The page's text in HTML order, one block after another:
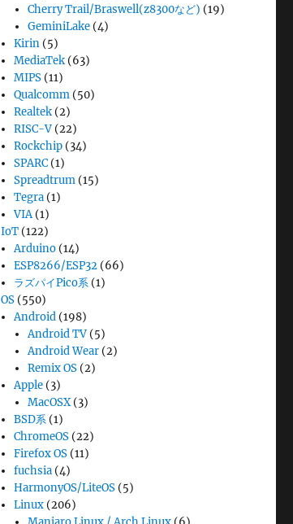
Cherry Trail/Braswell(z8300など) (19)
GeminiLake(4)
Kirin (5)
MediaTek (63)
MIPS (11)
Qualcomm (50)
Realtek (2)
RISC-V (22)
Rockchip (34)
SPARC (1)
Spreadtrum (15)
Tegra (1)
VIA(1)
IoT (122)
Arduino (14)
ESP8266/ESP32 (66)
ラズパイPico系 (1)
OS (550)
Android (198)
Android TV(5)
Android Wear(2)
Remix OS(2)
Apple (3)
MacOSX(3)
BSD系 (1)
ChromeOS (22)
Firefox OS (11)
fuchsia (4)
HarmonyOS/LiteOS (5)
Linux (206)